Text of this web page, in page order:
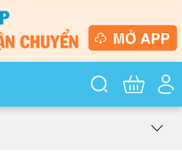
Tìm kiếm